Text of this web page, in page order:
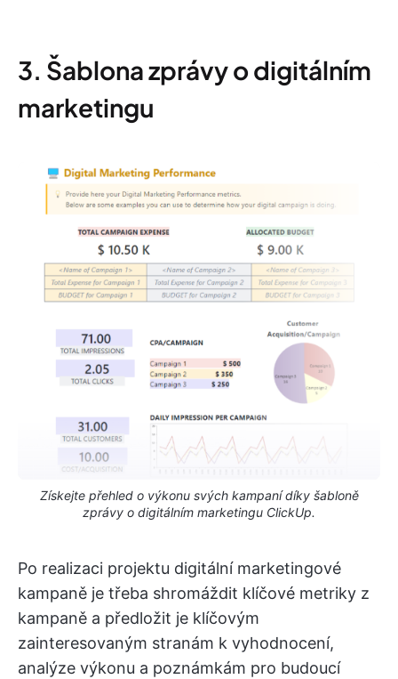
3. Šablona zprávy o digitálním
marketingu
Získejte přehled o výkonu svých kampaní díky šabloně
zprávy o digitálním marketingu ClickUp.
Po realizaci projektu digitální marketingové
kampaně je třeba shromáždit klíčové metriky z
kampaně a předložit je klíčovým
zainteresovaným stranám k vyhodnocení,
analýze výkonu a poznámkám pro budoucí